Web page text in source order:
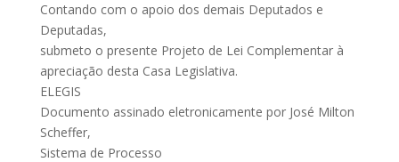
Contando com o apoio dos demais Deputados e
Deputadas,
submeto o presente Projeto de Lei Complementar à
apreciação desta Casa Legislativa.
ELEGIS
Documento assinado eletronicamente por José Milton
Scheffer,
Sistema de Processo